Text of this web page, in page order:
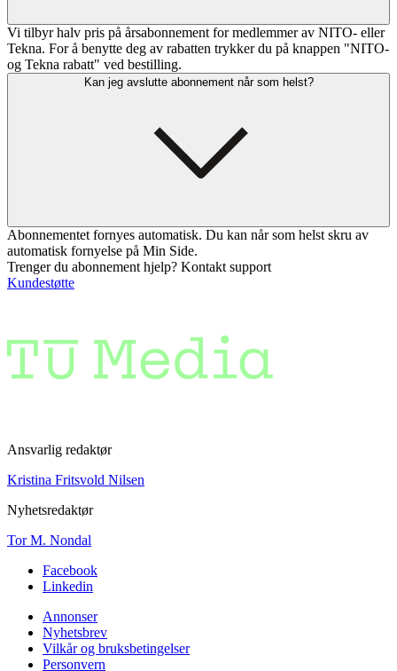
Vi tilbyr halv pris på årsabonnement for medlemmer av NITO- eller
Tekna. For å benytte deg av rabatten trykker du på knappen "NITO-
og Tekna rabatt" ved bestilling.
Kan jeg avslutte abonnement når som helst?
Abonnementet fornyes automatisk. Du kan når som helst skru av
automatisk fornyelse på Min Side.
Trenger du abonnement hjelp? Kontakt support
Kundestøtte
Ansvarlig redaktør
Kristina Fritsvold Nilsen
Nyhetsredaktør
Tor M. Nondal
Facebook
Linkedin
Annonser
Nyhetsbrev
Vilkår og bruksbetingelser
Personvern